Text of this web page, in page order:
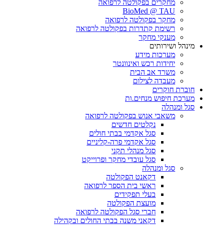
מחקרים בפקולטה לרפואה
BioMed @ TAU
מחקר בפקולטה לרפואה
רשימת קתדרות בפקולטה לרפואה
מענקי מחקר
מינהל ושירותים
מערכות מידע
יחידות רכש ואינוונטר
משרד אב הבית
מעבדה לצילום
חוברת חוקרים
מערכת חיפוש מנחים.ות
סגל ומנהלה
משאבי אנוש בפקולטה לרפואה
נקלטים חדשים
סגל אקדמי בבתי חולים
סגל אקדמי פרה-קליניים
סגל מנהלי תקני
סגל עובדי מחקר ופרוייקט
סגל ומנהלה
דקאנט הפקולטה
ראשי בית הספר לרפואה
בעלי תפקידים
מועצת הפקולטה
חברי סגל הפקולטה לרפואה
דקאני משנה בבתי החולים ובקהילה